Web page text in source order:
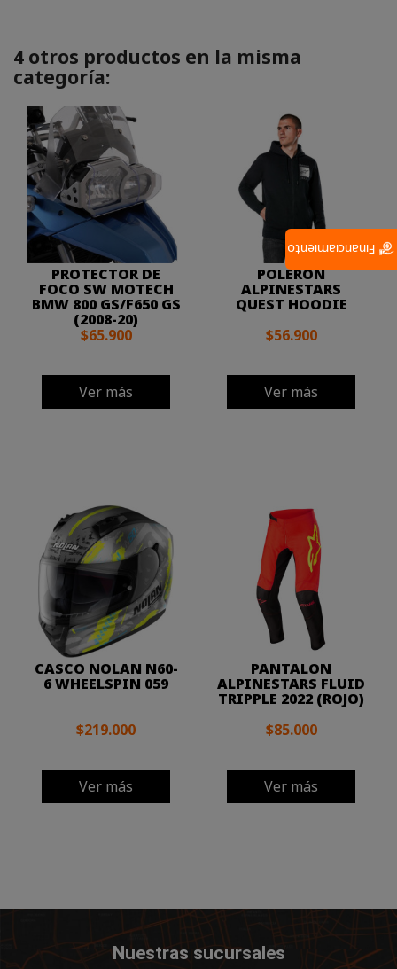
4 otros productos en la misma
categoría:
PROTECTOR DE
FOCO SW MOTECH
BMW 800 GS/F650 GS
(2008-20)
$65.900
Ver más
POLERON
ALPINESTARS
QUEST HOODIE
$56.900
Ver más
CASCO NOLAN N60-
6 WHEELSPIN 059
$219.000
Ver más
PANTALON
ALPINESTARS FLUID
TRIPPLE 2022 (ROJO)
$85.000
Ver más
Nuestras sucursales
Financiamiento